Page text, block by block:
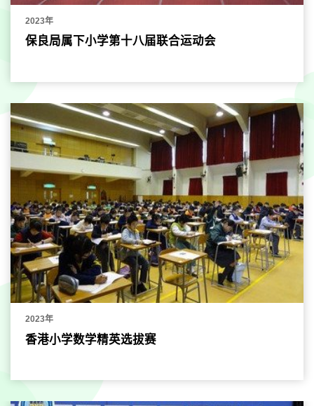
2023年
保良局属下小学第十八届联合运动会
2023年
香港小学数学精英选拔赛